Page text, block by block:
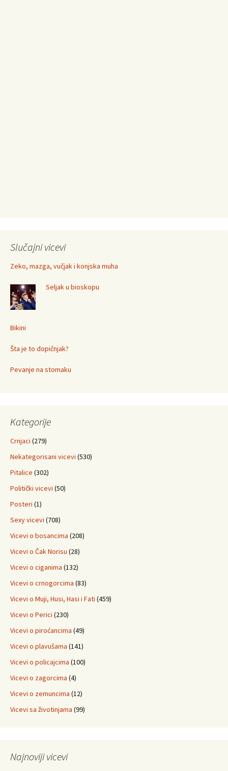
Slučajni vicevi
Zeko, mazga, vučjak i konjska muha
Seljak u bioskopu
Bikini
Šta je to dopičnjak?
Pevanje na stomaku
Kategorije
Crnjaci (279)
Nekategorisani vicevi (530)
Pitalice (302)
Politički vicevi (50)
Posteri (1)
Sexy vicevi (708)
Vicevi o bosancima (208)
Vicevi o Čak Norisu (28)
Vicevi o ciganima (132)
Vicevi o crnogorcima (83)
Vicevi o Muji, Husi, Hasi i Fati (459)
Vicevi o Perici (230)
Vicevi o piroćancima (49)
Vicevi o plavušama (141)
Vicevi o policajcima (100)
Vicevi o zagorcima (4)
Vicevi o zemuncima (12)
Vicevi sa životinjama (99)
Najnoviji vicevi